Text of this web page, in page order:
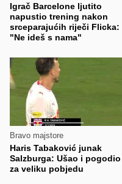
Igrač Barcelone ljutito
napustio trening nakon
srceparajućih riječi Flicka:
"Ne ideš s nama"
Bravo majstore
Haris Tabaković junak
Salzburga: Ušao i pogodio
za veliku pobjedu